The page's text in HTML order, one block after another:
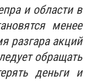
и области в
менее
разгара акций
обращать
деньги и